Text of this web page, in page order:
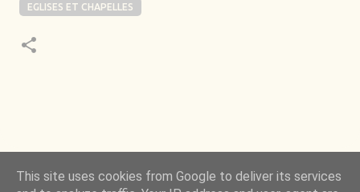
EGLISES ET CHAPELLES
de la Nature m’a toujours émerveillé mais ce qui
This site uses cookies from Google to deliver its services